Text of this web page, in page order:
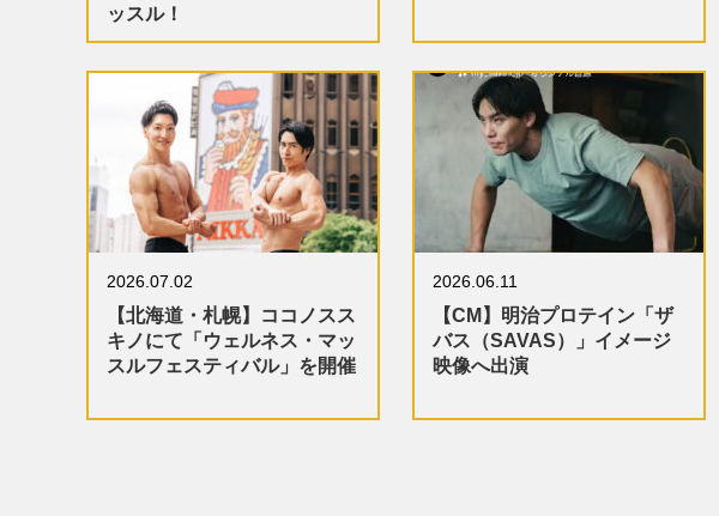
ッスル！
2026.07.02
【北海道・札幌】ココノスス
キノにて「ウェルネス・マッ
スルフェスティバル」を開催
2026.06.11
【CM】明治プロテイン「ザ
バス（SAVAS）」イメージ
映像へ出演